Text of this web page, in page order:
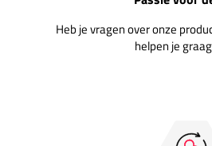
Heb je vragen over onze
helpen je